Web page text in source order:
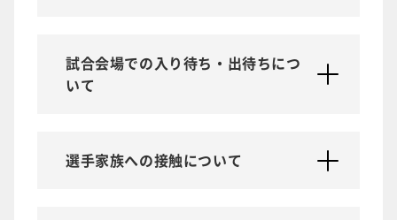
試合会場での入り待ち・出待ちにつ
いて
選手家族への接触について